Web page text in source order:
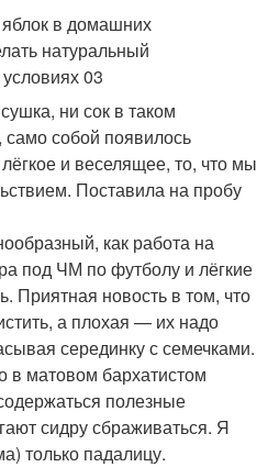
ни сок в таком
собой появилось
и веселящее, то, что мы
Поставила на пробу
как работа на
под ЧМ по футболу и лёгкие
Приятная новость в том, что
а плохая — их надо
серединку с семечками.
в матовом бархатистом
полезные
сидру сбраживаться. Я
только падалицу.